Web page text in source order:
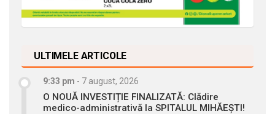
ULTIMELE ARTICOLE
9:33 pm - 7 august, 2026
O NOUĂ INVESTIȚIE FINALIZATĂ: Clădire
medico-administrativă la SPITALUL MIHĂEȘTI!